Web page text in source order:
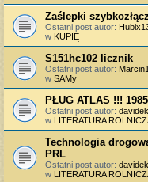
Zaślepki
Ostatni post autor:
w KUPIĘ
S151hc102 licznik
Ostatni post autor:
w SAMy
PŁUG ATLAS !!!
Ostatni post autor:
w LITERATURA
Technologia
PRL
Ostatni post autor:
w LITERATURA